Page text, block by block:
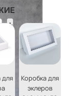
для
Коробка для
эклеров